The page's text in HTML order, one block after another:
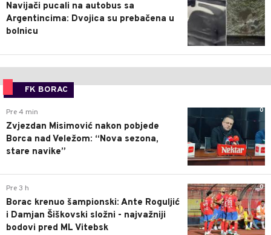
Navijači pucali na autobus sa
Argentincima: Dvojica su prebačena u
bolnicu
FK BORAC
0
Pre 4 min
Zvjezdan Misimović nakon pobjede
Borca nad Veležom: “Nova sezona,
stare navike”
0
Pre 3 h
Borac krenuo šampionski: Ante Roguljić
i Damjan Šiškovski složni - najvažniji
bodovi pred ML Vitebsk